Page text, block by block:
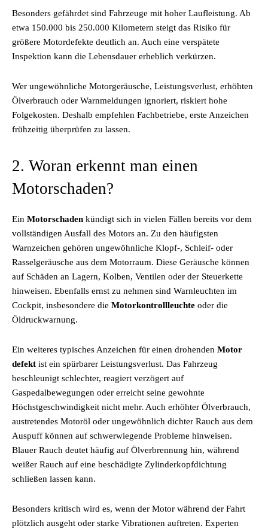
Besonders gefährdet sind Fahrzeuge mit hoher Laufleistung. Ab
etwa 150.000 bis 250.000 Kilometern steigt das Risiko für
größere Motordefekte deutlich an. Auch eine verspätete
Inspektion kann die Lebensdauer erheblich verkürzen.
Wer ungewöhnliche Motorgeräusche, Leistungsverlust, erhöhten
Ölverbrauch oder Warnmeldungen ignoriert, riskiert hohe
Folgekosten. Deshalb empfehlen Fachbetriebe, erste Anzeichen
frühzeitig überprüfen zu lassen.
2. Woran erkennt man einen
Motorschaden?
Ein Motorschaden kündigt sich in vielen Fällen bereits vor dem
vollständigen Ausfall des Motors an. Zu den häufigsten
Warnzeichen gehören ungewöhnliche Klopf-, Schleif- oder
Rasselgeräusche aus dem Motorraum. Diese Geräusche können
auf Schäden an Lagern, Kolben, Ventilen oder der Steuerkette
hinweisen. Ebenfalls ernst zu nehmen sind Warnleuchten im
Cockpit, insbesondere die Motorkontrollleuchte oder die
Öldruckwarnung.
Ein weiteres typisches Anzeichen für einen drohenden Motor
defekt ist ein spürbarer Leistungsverlust. Das Fahrzeug
beschleunigt schlechter, reagiert verzögert auf
Gaspedalbewegungen oder erreicht seine gewohnte
Höchstgeschwindigkeit nicht mehr. Auch erhöhter Ölverbrauch,
austretendes Motoröl oder ungewöhnlich dichter Rauch aus dem
Auspuff können auf schwerwiegende Probleme hinweisen.
Blauer Rauch deutet häufig auf Ölverbrennung hin, während
weißer Rauch auf eine beschädigte Zylinderkopfdichtung
schließen lassen kann.
Besonders kritisch wird es, wenn der Motor während der Fahrt
plötzlich ausgeht oder starke Vibrationen auftreten. Experten